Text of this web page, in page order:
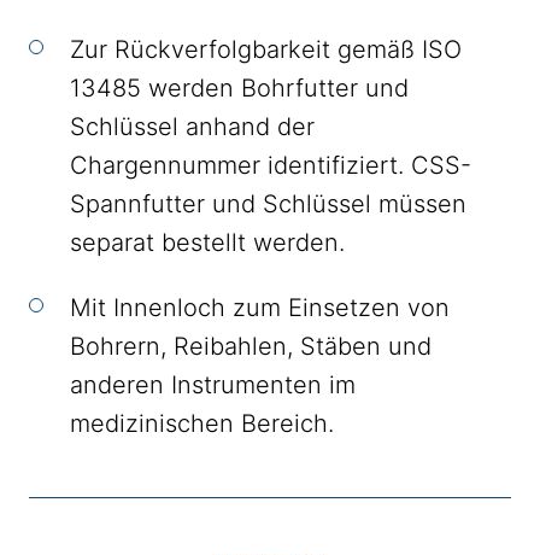
Zur Rückverfolgbarkeit gemäß ISO
13485 werden Bohrfutter und
Schlüssel anhand der
Chargennummer identifiziert. CSS-
Spannfutter und Schlüssel müssen
separat bestellt werden.
Mit Innenloch zum Einsetzen von
Bohrern, Reibahlen, Stäben und
anderen Instrumenten im
medizinischen Bereich.